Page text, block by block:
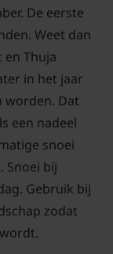
De eerste
Weet dan
en Thuja
in het jaar
worden. Dat
een nadeel
snoei
Snoei bij
Gebruik bij
zodat